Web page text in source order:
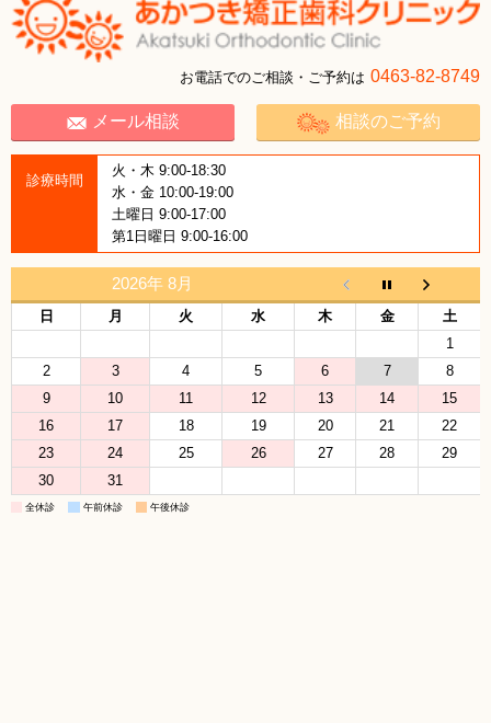
お電話でのご相談・ご予約は 0463-82-8749
メール相談 相談のご予約
診療時間
火・木 9:00-18:30
水・金 10:00-19:00
土曜日 9:00-17:00
第1日曜日 9:00-16:00
2026年 8月
日 月 火 水 木 金
土
1
2
3 4 5 6 7
8
9
10 11 12 13 14
15
16
17 18 19 20 21
22
23
24 25 26 27 28
29
30
31
全休診 午前休診 午後休診